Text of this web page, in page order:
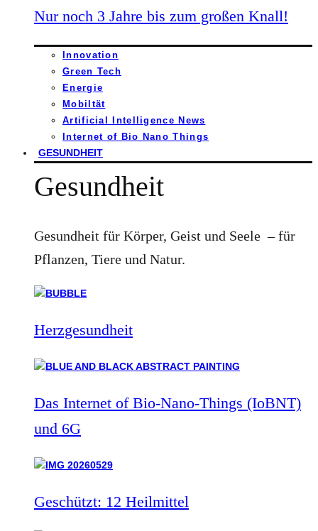
Nur noch 3 Jahre bis zum großen Knall!
Innovation
Green Tech
Energie
Mobiltät
Artificial Intelligence News
Internet of Bio Nano Things
GESUNDHEIT
Gesundheit
Gesundheit für Körper, Geist und Seele – für
Pflanzen, Tiere und Natur.
Herzgesundheit
Das Internet of Bio-Nano-Things (IoBNT)
und 6G
Geschützt: 12 Heilmittel